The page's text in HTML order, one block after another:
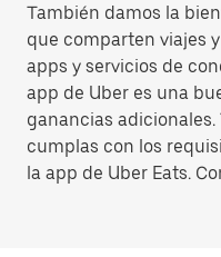
También damos la
que comparten viajes
apps y servicios de
app de Uber es una
ganancias
cumplas con los
la app de Uber Eats.